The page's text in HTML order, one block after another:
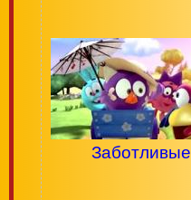
Заботливые